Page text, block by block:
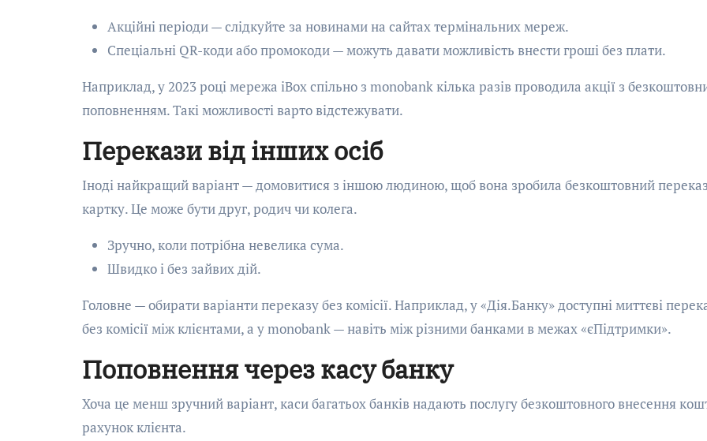
Акційні періоди — слідкуйте за новинами на сайтах термінальних мереж.
Спеціальні QR-коди або промокоди — можуть давати можливість внести гроші без плати.
Наприклад, у 2023 році мережа iBox спільно з monobank кілька разів проводила акції з
поповненням. Такі можливості варто відстежувати.
Перекази від інших осіб
Іноді найкращий варіант — домовитися з іншою людиною, щоб вона зробила безкоштовний
картку. Це може бути друг, родич чи колега.
Зручно, коли потрібна невелика сума.
Швидко і без зайвих дій.
Головне — обирати варіанти переказу без комісії. Наприклад, у «Дія.Банку» доступні миттєві
без комісії між клієнтами, а у monobank — навіть між різними банками в межах «єПідтримки».
Поповнення через касу банку
Хоча це менш зручний варіант, каси багатьох банків надають послугу безкоштовного внесення
рахунок клієнта.